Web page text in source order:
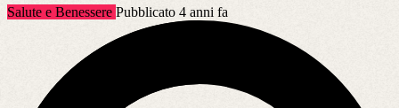
Salute e Benessere Pubblicato 4 anni fa